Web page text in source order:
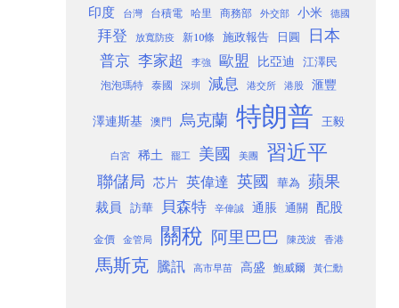
印度
台灣 台積電 哈里 商務部 外交部 小米 德國
拜登 放寬防疫 新10條 施政報告 日圓 日本
普京 李家超 李強 歐盟 比亞迪 江澤民
泡泡瑪特 泰國 深圳 減息 港交所 港股 滙豐
澤連斯基 澳門 烏克蘭 特朗普 王毅
白宮 稀土 罷工 美國 美團 習近平
聯儲局 芯片 英偉達 英國 華為 蘋果
裁員 訪華 貝森特 辛偉誠 通脹 通關 配股
金價 金管局 關稅 阿里巴巴 陳茂波 香港
馬斯克 騰訊 高市早苗 高盛 鮑威爾 黃仁勳